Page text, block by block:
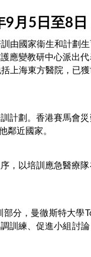
9月5日至8日
由國家衞生和計劃
應變教研中心派出
上海東方醫院，已
計劃。香港賽馬會
鄰近國家。
，以培訓應急醫療
分，曼徹斯特大學
訓練、促進小組討